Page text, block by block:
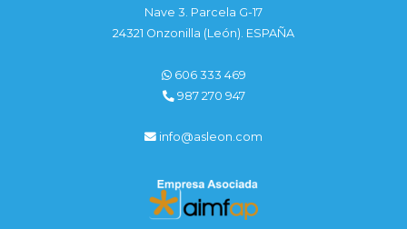
Nave 3. Parcela G-17
24321 Onzonilla (León). ESPAÑA
606 333 469
987 270 947
info@asleon.com